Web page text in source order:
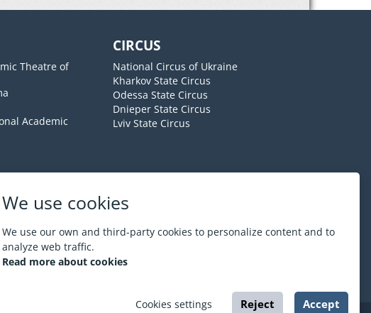
We use cookies
We use our own and third-party cookies to personalize content and to
analyze web traffic.
Read more about cookies
Cookies settings Reject Accept
Theatre of
Academic
CIRCUS
National Circus of Ukraine
Kharkov State Circus
Odessa State Circus
Dnieper State Circus
Lviv State Circus
About ESPORT